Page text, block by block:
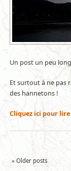
Un post un peu
Et surtout à ne pas
des hannetons !
Cliquez ici pour
« Older posts